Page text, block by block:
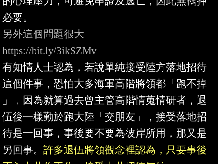
必要。
另外這個問題很大
有知情人士認為，若說單純接受陸方落地招待
這個件事，恐怕大多海軍高階將領都「跑不掉
」，因為就算過去曾主管高階情蒐情研者，退
伍後一樣勤於跑大陸「交朋友」，接受落地招
待是一回事，事後要不要為彼岸所用，那又是
另回事。 許多退伍將領觀念裡認為，只要事後